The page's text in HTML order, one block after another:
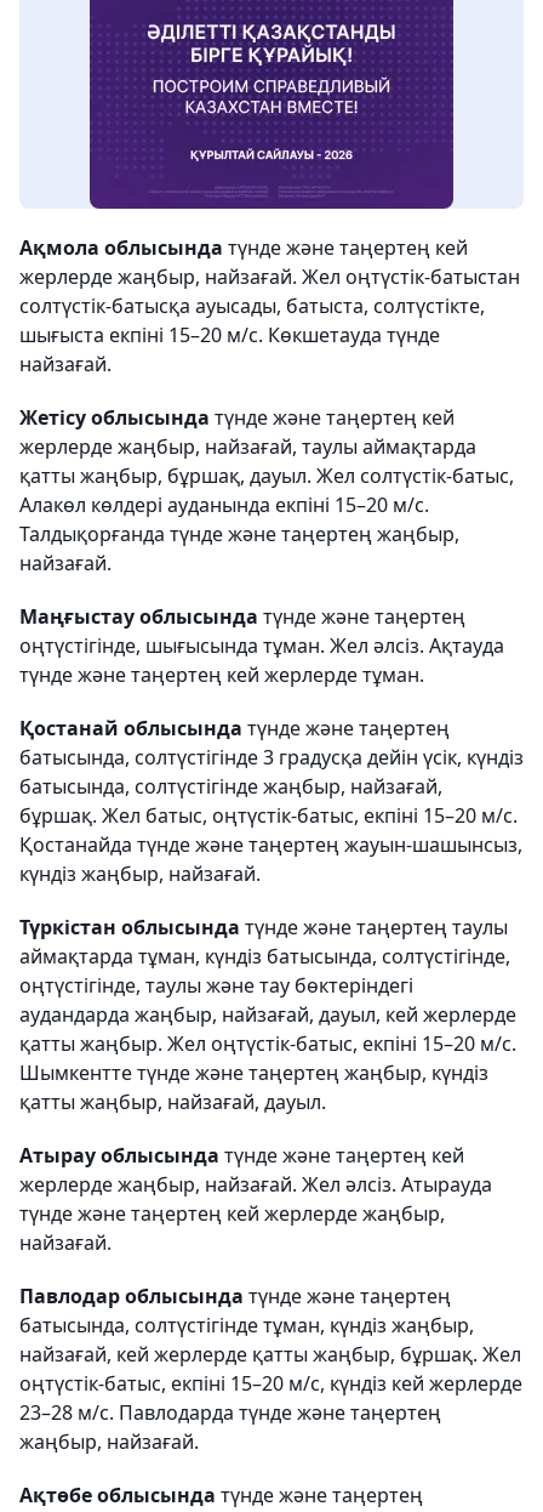
Ақмола облысында түнде және таңертең кей
жерлерде жаңбыр, найзағай. Жел оңтүстік-батыстан
солтүстік-батысқа ауысады, батыста, солтүстікте,
шығыста екпіні 15–20 м/с. Көкшетауда түнде
найзағай.
Жетісу облысында түнде және таңертең кей
жерлерде жаңбыр, найзағай, таулы аймақтарда
қатты жаңбыр, бұршақ, дауыл. Жел солтүстік-батыс,
Алакөл көлдері ауданында екпіні 15–20 м/с.
Талдықорғанда түнде және таңертең жаңбыр,
найзағай.
Маңғыстау облысында түнде және таңертең
оңтүстігінде, шығысында тұман. Жел әлсіз. Ақтауда
түнде және таңертең кей жерлерде тұман.
Қостанай облысында түнде және таңертең
батысында, солтүстігінде 3 градусқа дейін үсік, күндіз
батысында, солтүстігінде жаңбыр, найзағай,
бұршақ. Жел батыс, оңтүстік-батыс, екпіні 15–20 м/с.
Қостанайда түнде және таңертең жауын-шашынсыз,
күндіз жаңбыр, найзағай.
Түркістан облысында түнде және таңертең таулы
аймақтарда тұман, күндіз батысында, солтүстігінде,
оңтүстігінде, таулы және тау бөктеріндегі
аудандарда жаңбыр, найзағай, дауыл, кей жерлерде
қатты жаңбыр. Жел оңтүстік-батыс, екпіні 15–20 м/с.
Шымкентте түнде және таңертең жаңбыр, күндіз
қатты жаңбыр, найзағай, дауыл.
Атырау облысында түнде және таңертең кей
жерлерде жаңбыр, найзағай. Жел әлсіз. Атырауда
түнде және таңертең кей жерлерде жаңбыр,
найзағай.
Павлодар облысында түнде және таңертең
батысында, солтүстігінде тұман, күндіз жаңбыр,
найзағай, кей жерлерде қатты жаңбыр, бұршақ. Жел
оңтүстік-батыс, екпіні 15–20 м/с, күндіз кей жерлерде
23–28 м/с. Павлодарда түнде және таңертең
жаңбыр, найзағай.
Ақтөбе облысында түнде және таңертең